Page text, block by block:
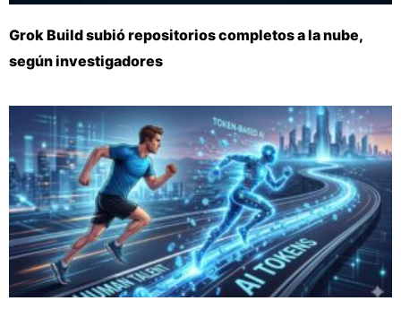
Grok Build subió repositorios completos a la nube,
según investigadores